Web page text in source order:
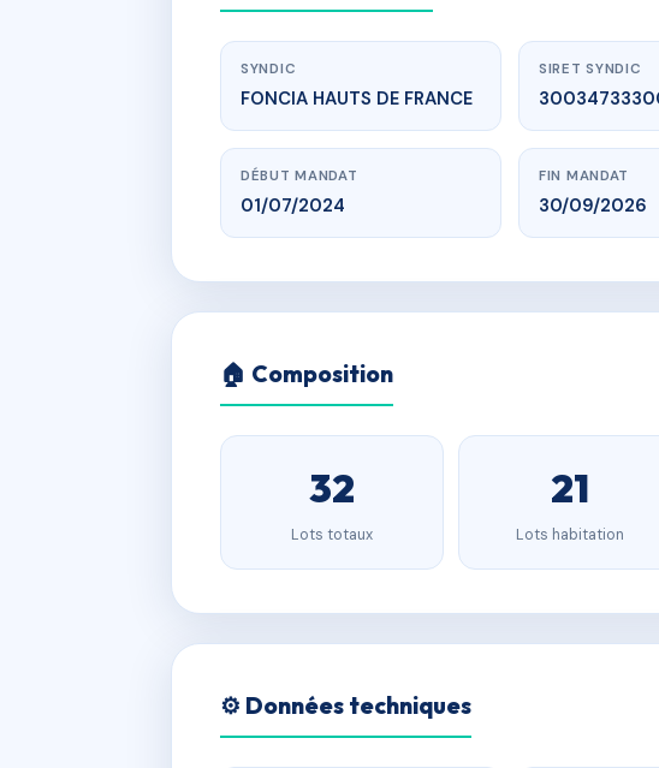
SYNDIC
FONCIA HAUTS DE FRANCE
SIRET SYNDIC
DÉBUT MANDAT
01/07/2024
FIN MANDAT
30/09/2026
🏠 Composition
32
Lots totaux
21
Lots habitation
⚙️ Données techniques